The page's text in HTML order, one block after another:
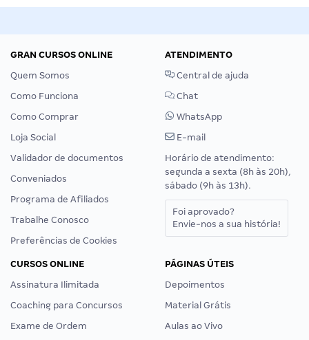
GRAN CURSOS ONLINE
Quem Somos
Como Funciona
Como Comprar
Loja Social
Validador de documentos
Conveniados
Programa de Afiliados
Trabalhe Conosco
Preferências de Cookies
ATENDIMENTO
Central de ajuda
Chat
WhatsApp
E-mail
Horário de atendimento:
segunda a sexta (8h às 20h),
sábado (9h às 13h).
Foi aprovado?
Envie-nos a sua história!
CURSOS ONLINE
Assinatura Ilimitada
Coaching para Concursos
Exame de Ordem
PÁGINAS ÚTEIS
Depoimentos
Material Grátis
Aulas ao Vivo